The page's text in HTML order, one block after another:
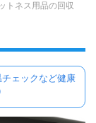
トネス用品の回収
ェックなど健康